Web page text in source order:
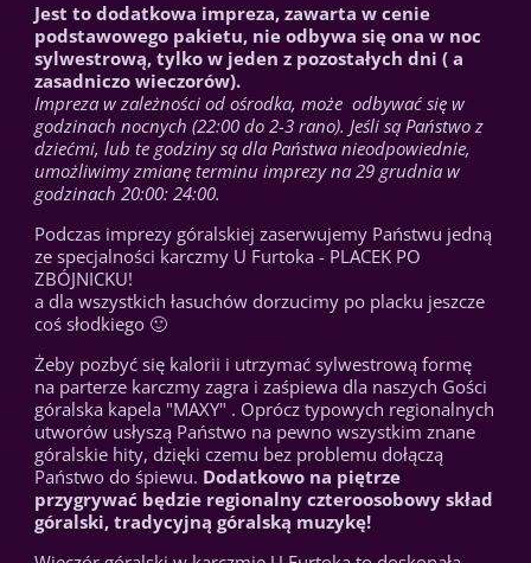
Jest to dodatkowa impreza, zawarta w cenie
podstawowego pakietu, nie odbywa się ona w noc
sylwestrową, tylko w jeden z pozostałych dni ( a
zasadniczo wieczorów).
Impreza w zależności od ośrodka, może odbywać się w
godzinach nocnych (22:00 do 2-3 rano). Jeśli są Państwo z
dziećmi, lub te godziny są dla Państwa nieodpowiednie,
umożliwimy zmianę terminu imprezy na 29 grudnia w
godzinach 20:00: 24:00.
Podczas imprezy góralskiej zaserwujemy Państwu jedną
ze specjalności karczmy U Furtoka - PLACEK PO
ZBÓJNICKU!
a dla wszystkich łasuchów dorzucimy po placku jeszcze
coś słodkiego 🙂
Żeby pozbyć się kalorii i utrzymać sylwestrową formę
na parterze karczmy zagra i zaśpiewa dla naszych Gości
góralska kapela "MAXY" . Oprócz typowych regionalnych
utworów usłyszą Państwo na pewno wszystkim znane
góralskie hity, dzięki czemu bez problemu dołączą
Państwo do śpiewu. Dodatkowo na piętrze
przygrywać będzie regionalny czteroosobowy skład
góralski, tradycyjną góralską muzykę!